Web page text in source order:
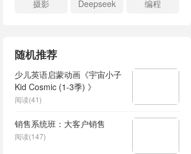
摄影 Deepseek 编程
随机推荐
少儿英语启蒙动画《宇宙小子
Kid Cosmic (1-3季) 》
阅读(41)
销售系统班：大客户销售
阅读(147)